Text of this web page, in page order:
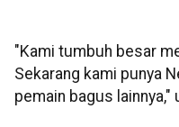
"Kami tumbuh besar
Sekarang kami punya
pemain bagus lainnya,"